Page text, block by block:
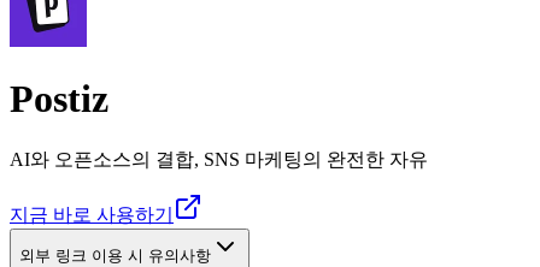
Postiz
AI와 오픈소스의 결합, SNS 마케팅의 완전한 자유
지금 바로 사용하기
외부 링크 이용 시 유의사항